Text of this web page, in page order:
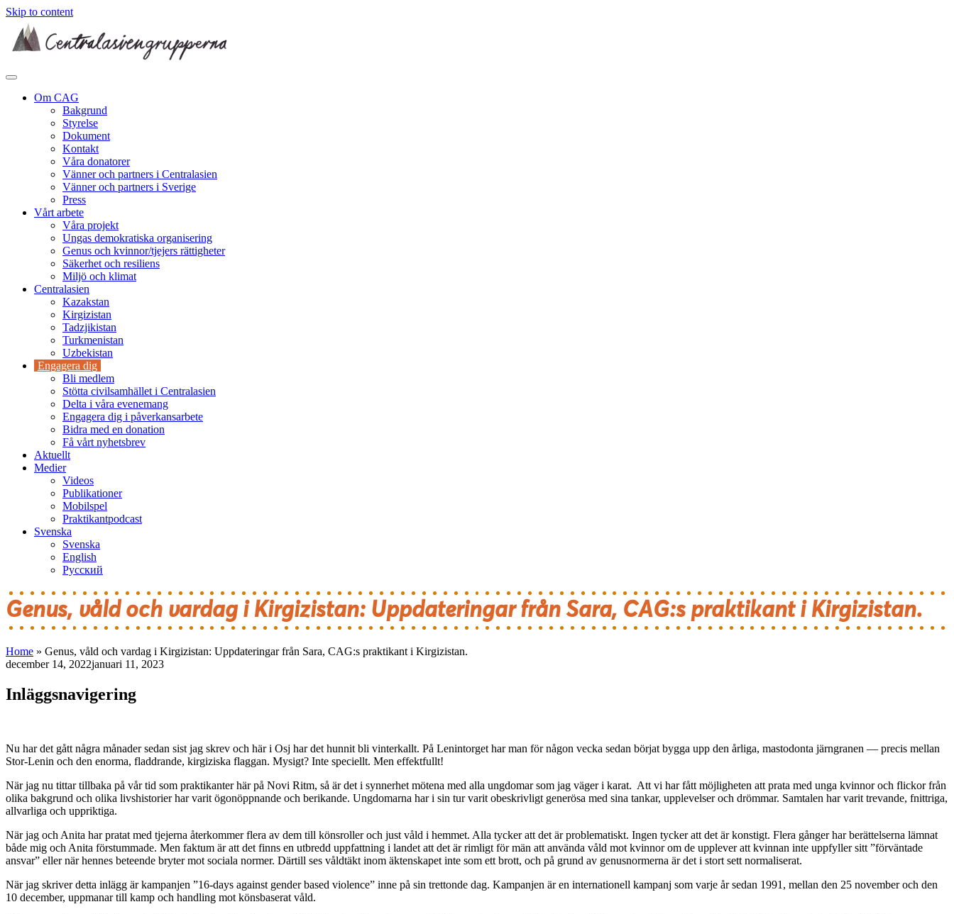
Skip to content
Om CAG
Bakgrund
Styrelse
Dokument
Kontakt
Våra donatorer
Vänner och partners i Centralasien
Vänner och partners i Sverige
Press
Vårt arbete
Våra projekt
Ungas demokratiska organisering
Genus och kvinnor/tjejers rättigheter
Säkerhet och resiliens
Miljö och klimat
Centralasien
Kazakstan
Kirgizistan
Tadzjikistan
Turkmenistan
Uzbekistan
Engagera dig
Bli medlem
Stötta civilsamhället i Centralasien
Delta i våra evenemang
Engagera dig i påverkansarbete
Bidra med en donation
Få vårt nyhetsbrev
Aktuellt
Medier
Videos
Publikationer
Mobilspel
Praktikantpodcast
Svenska
Svenska
English
Русский
Genus, våld och vardag i Kirgizistan: Uppdateringar från Sara, CAG:s praktikant i Kirgizistan.
Home » Genus, våld och vardag i Kirgizistan: Uppdateringar från Sara, CAG:s praktikant i Kirgizistan.
december 14, 2022januari 11, 2023
Inläggsnavigering
Nu har det gått några månader sedan sist jag skrev och här i Osj har det hunnit bli vinterkallt. På Lenintorget har man för någon vecka sedan börjat bygga upp den årliga, mastodonta järngranen — precis mellan
Stor-Lenin och den enorma, fladdrande, kirgiziska flaggan. Mysigt? Inte speciellt. Men effektfullt!
När jag nu tittar tillbaka på vår tid som praktikanter här på Novi Ritm, så är det i synnerhet mötena med alla ungdomar som jag väger i karat. Att vi har fått möjligheten att prata med unga kvinnor och flickor från
olika bakgrund och olika livshistorier har varit ögonöppnande och berikande. Ungdomarna har i sin tur varit obeskrivligt generösa med sina tankar, upplevelser och drömmar. Samtalen har varit trevande, fnittriga,
allvarliga och uppriktiga.
När jag och Anita har pratat med tjejerna återkommer flera av dem till könsroller och just våld i hemmet. Alla tycker att det är problematiskt. Ingen tycker att det är konstigt. Flera gånger har berättelserna lämnat
både mig och Anita förstummade. Men faktum är att det finns en utbredd uppfattning i landet att det är rimligt för män att använda våld mot kvinnor om de upplever att kvinnan inte uppfyller sitt ”förväntade
ansvar” eller när hennes beteende bryter mot sociala normer. Därtill ses våldtäkt inom äktenskapet inte som ett brott, och på grund av genusnormerna är det i stort sett normaliserat.
När jag skriver detta inlägg är kampanjen ”16-days against gender based violence” inne på sin trettonde dag. Kampanjen är en internationell kampanj som varje år sedan 1991, mellan den 25 november och den
10 december, uppmanar till kamp och handling mot könsbaserat våld.